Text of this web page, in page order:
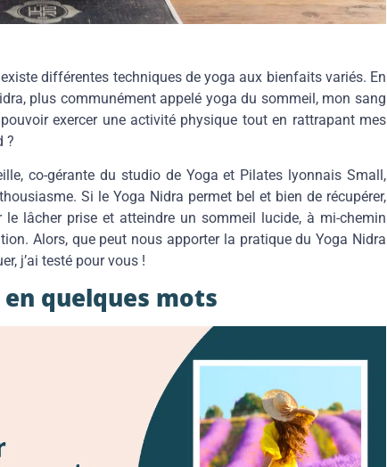
différentes techniques de yoga aux bienfaits variés. En
plus communément appelé yoga du sommeil, mon sang
pouvoir exercer une activité physique tout en rattrapant mes
?
co-gérante du studio de Yoga et Pilates lyonnais Small,
Si le Yoga Nidra permet bel et bien de récupérer,
lâcher prise et atteindre un sommeil lucide, à mi-chemin
Alors, que peut nous apporter la pratique du Yoga Nidra
j’ai testé pour vous !
quelques mots